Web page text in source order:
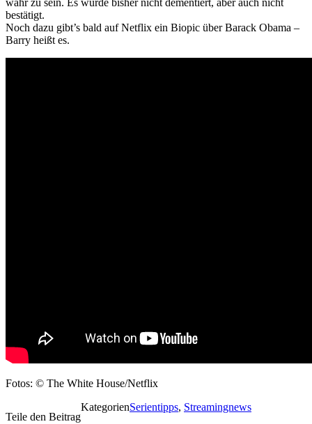
wahr zu sein. Es wurde bisher nicht dementiert, aber auch nicht
bestätigt.
Noch dazu gibt’s bald auf Netflix ein Biopic über Barack Obama –
Barry heißt es.
Fotos: © The White House/Netflix
Teile den Beitrag
KategorienSerientipps, Streamingnews